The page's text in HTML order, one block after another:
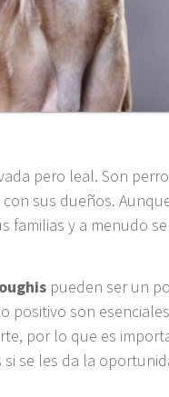
pero leal. Son
sus dueños.
familias y a menudo
pueden ser un
positivo son
por lo que es
se les da la